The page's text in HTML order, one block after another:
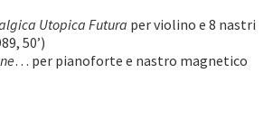
Utopica Futura per violino e 8 nastri
50’)
… per pianoforte e nastro magnetico